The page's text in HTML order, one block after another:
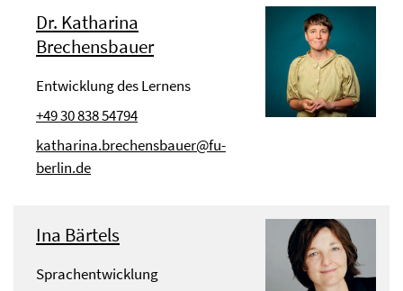
Dr. Katharina
Brechensbauer
Entwicklung des Lernens
+49 30 838 54794
katharina.brechensbauer@fu-
berlin.de
Ina Bärtels
Sprachentwicklung